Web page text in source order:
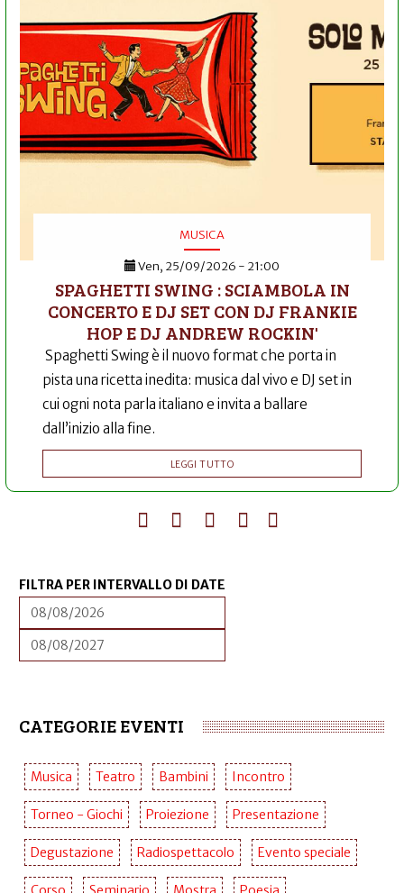
MUSICA
Ven, 25/09/2026 - 21:00
SPAGHETTI SWING : SCIAMBOLA IN
CONCERTO E DJ SET CON DJ FRANKIE
HOP E DJ ANDREW ROCKIN'
Spaghetti Swing è il nuovo format che porta in
pista una ricetta inedita: musica dal vivo e DJ set in
cui ogni nota parla italiano e invita a ballare
dall’inizio alla fine.
LEGGI TUTTO
FILTRA PER INTERVALLO DI DATE
DATA
FILTRA
PER
INTERVALLO
DATE
CATEGORIE EVENTI
Musica Teatro Bambini Incontro
Torneo - Giochi Proiezione Presentazione
Degustazione Radiospettacolo Evento speciale